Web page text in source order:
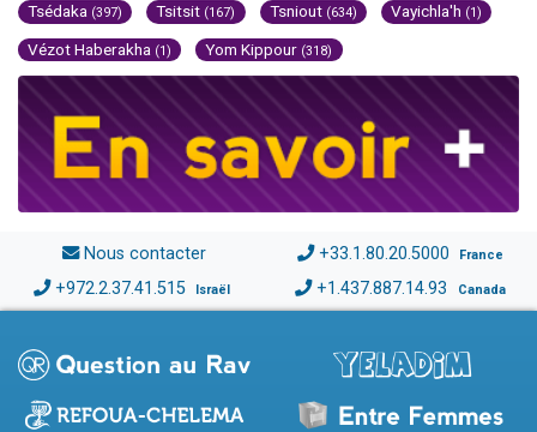
Tsédaka (397) Tsitsit (167) Tsniout (634) Vayichla'h (1)
Vézot Haberakha (1) Yom Kippour (318)
Nous contacter +33.1.80.20.5000 France
+972.2.37.41.515 Israël +1.437.887.14.93 Canada